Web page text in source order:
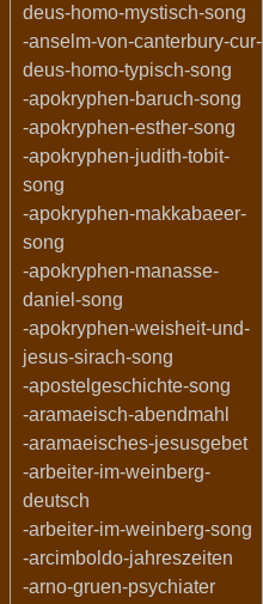
deus-homo-mystisch-song
-anselm-von-canterbury-cur-
deus-homo-typisch-song
-apokryphen-baruch-song
-apokryphen-esther-song
-apokryphen-judith-tobit-
song
-apokryphen-makkabaeer-
song
-apokryphen-manasse-
daniel-song
-apokryphen-weisheit-und-
jesus-sirach-song
-apostelgeschichte-song
-aramaeisch-abendmahl
-aramaeisches-jesusgebet
-arbeiter-im-weinberg-
deutsch
-arbeiter-im-weinberg-song
-arcimboldo-jahreszeiten
-arno-gruen-psychiater